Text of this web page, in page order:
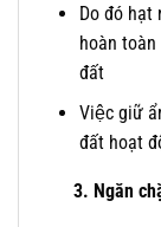
Do đó hạt
hoàn
đất
Việc giữ
đất hoạt
3. Ngăn